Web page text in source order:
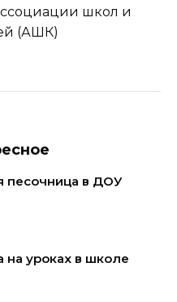
школ и
(АШК)
песочница в ДОУ
на уроках в школе